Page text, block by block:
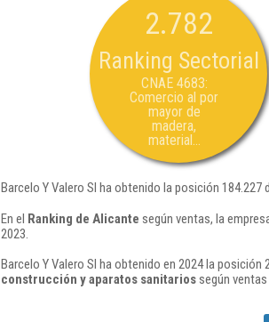
2.782
Ranking Sectorial
CNAE 4683:
Comercio al por
mayor de
madera,
material...
Barcelo Y Valero Sl ha obtenido la posición 184.227
En el Ranking de Alicante según ventas, la
2023.
Barcelo Y Valero Sl ha obtenido en 2024 la posición
construcción y aparatos sanitariossegún